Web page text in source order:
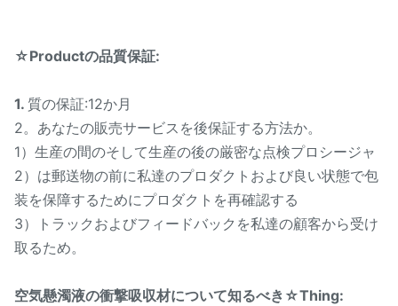
☆Productの品質保証:
1. 質の保証:12か月
2。あなたの販売サービスを後保証する方法か。
1）生産の間のそして生産の後の厳密な点検プロシージャ
2）は郵送物の前に私達のプロダクトおよび良い状態で包
装を保障するためにプロダクトを再確認する
3）トラックおよびフィードバックを私達の顧客から受け
取るため。
空気懸濁液の衝撃吸収材について知るべき☆Thing: